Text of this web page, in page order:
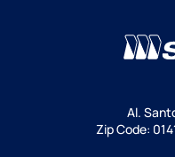
Al.
Zip Code: